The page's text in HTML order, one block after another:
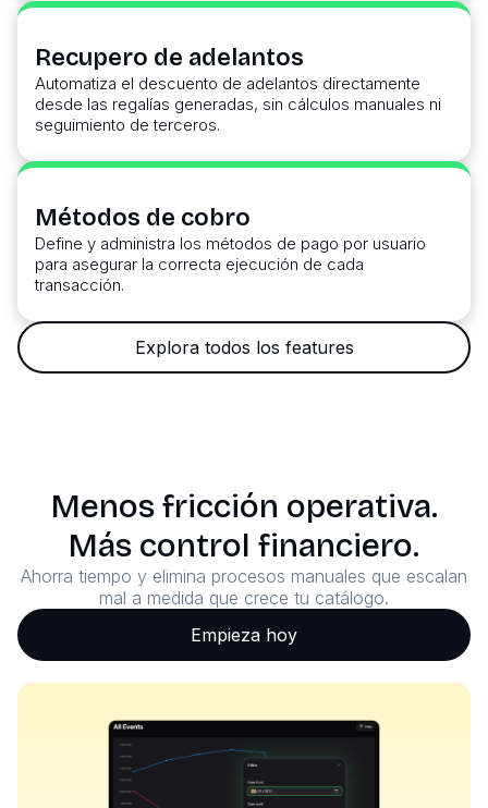
Recupero de adelantos
Automatiza el descuento de adelantos directamente
desde las regalías generadas, sin cálculos manuales ni
seguimiento de terceros.
Métodos de cobro
Define y administra los métodos de pago por usuario
para asegurar la correcta ejecución de cada
transacción.
Explora todos los features
Menos fricción operativa.
Más control financiero.
Ahorra tiempo y elimina procesos manuales que escalan
mal a medida que crece tu catálogo.
Empieza hoy